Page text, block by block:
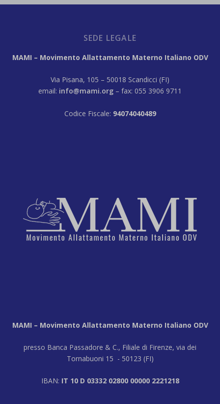
SEDE LEGALE
MAMI – Movimento Allattamento Materno Italiano ODV
Via Pisana, 105 – 50018 Scandicci (FI)
email: info@mami.org – fax: 055 3906 9711
Codice Fiscale: 94074040489
MAMI – Movimento Allattamento Materno Italiano ODV
presso Banca Passadore & C., Filiale di Firenze, via dei
Tornabuoni 15 - 50123 (FI)
IBAN: IT 10 D 03332 02800 00000 2221218